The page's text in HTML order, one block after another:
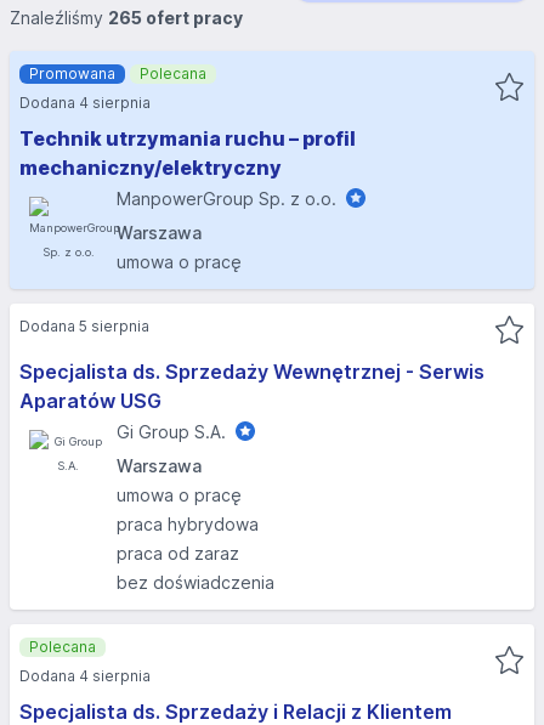
Znaleźliśmy 265 ofert pracy
Technik utrzymania ruchu – profil
mechaniczny/elektryczny
ManpowerGroup Sp. z o.o.
Warszawa
umowa o pracę
Promowana
Polecana
Dodana 4 sierpnia
Specjalista ds. Sprzedaży Wewnętrznej - Serwis
Aparatów USG
Gi Group S.A.
Warszawa
umowa o pracę
praca hybrydowa
praca od zaraz
bez doświadczenia
Dodana 5 sierpnia
Specjalista ds. Sprzedaży i Relacji z Klientem
Polecana
Dodana 4 sierpnia